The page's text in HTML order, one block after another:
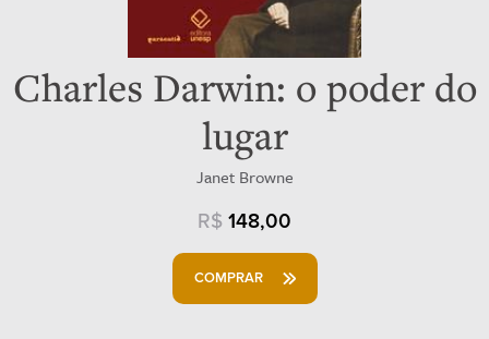
Charles Darwin: o poder do
lugar
Janet Browne
R$ 148,00
COMPRAR